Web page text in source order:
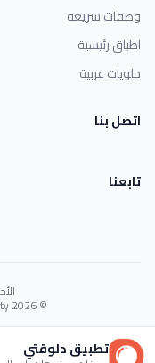
وصفات سريعة
اطباق رئيسية
حلويات غربية
اتصل بنا
تابعنا
© 2026 Dlwaqty. جميع الحقوق محفوظة.
تطبيق دلوقتي